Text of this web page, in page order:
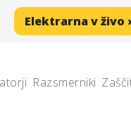
Elektrarna v živo
Razsmerniki